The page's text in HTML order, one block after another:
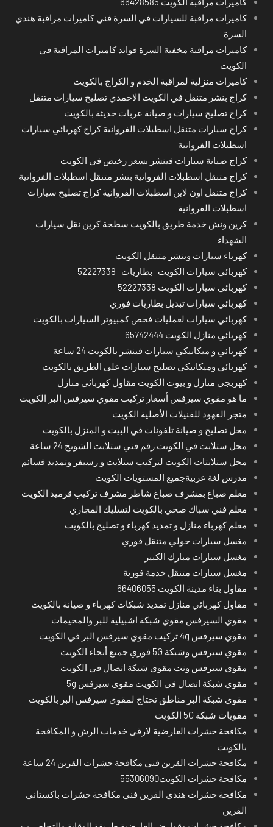
كاميرات مراقبة للسيارات في السرة فني كاميرات مراقبة هندي
السرة
كاميرات مراقبة مخفية السرة فوائد كاميرات المراقبة في
الكويت
كاميرات منزلية لمراقبة الخدم و الكراج بالكويت
كراج بنشر متنقل في الكويت الاحمدي تصليح سيارات متنقل
كراج تصليح سيارات و صيانة عربات حديثة بالكويت
كراج سيارات متنقل اسطبلات الفروانية كراج كهربائي سيارات
اسطبلات الفروانية
كراج صيانة سيارات فينشر بسعر رخيص في الكويت
كراج متنقل اسطبلات الفروانية بنشر متنقل اسطبلات الفروانية
كراج متنقل اون لاين اسطبلات الفروانية كراج تصليح سيارات
اسطبلات الفروانية
كرين ونش خدمة طريق بالكويت سطحة كرين نقل سيارات
الشهداء
كهرباء سيارات وبنشر متنقل الكويت
كهربائي سيارات الكويت -بطاريات -52227338
كهربائي سيارات الكويت 52227338
كهربائي سيارات تبديل بطاريات فوري
كهربائي سيارات لعمليات فحص كمبيوتر السيارات بالكويت
كهربائي منازل الكويت 65742444
كهربائي و ميكانيكي سيارات فينشر بالكويت 24 ساعة
كهربائي وميكانيكي تصليح سيارات على الطريق بالكويت
كهربجي منازل و بيوت الكويت مقاول كهربائي منازل
ما هو مقوي سيرفس أسعار تركيب مقوي سيرفس البر الكويت
متجر الفهود للفنيلات الأصلية الكويت
محل تصليح و صيانة تلفونات في البيت و المنزل بالكويت
محل ستلايت في الكويت رقم فني ستلايت الشويخ 24 ساعة
محل ستلايتات الكويت لتركيب ستلايت و رسيفر وتمديد قسائم
مدرس لغة عربيةجميع المستويات الكويت
معلم صباغ بمشرف صباغ شاطر مشرف تركيب قرميد الكويت
معلم فني سباك صحي بالكويت لتسليك المجاري
معلم كهرباء منازل و تمديد كهرباء و تصليح بالكويت
مغسل سيارات حولي متنقل فوري
مغسل سيارات مبارك الكبير
مغسل سيارات متنقل خدمة فورية
مقاول بناء مدينة الكويت 66406055
مقاول كهربائي منازل تمديد شبكات كهرباء و صيانة بالكويت
مقوي السيرفس مقوي شبكة اشبيلية للبر والمخيمات
مقوي سيرفس 4g تركيب مقوي سيرفس البر في الكويت
مقوي سيرفس وشبكة 5G فوري جميع أنحاء الكويت
مقوي سيرفس ونت مقوي شبكة اتصال في الكويت
مقوي شبكة اتصال في الكويت مقوي سيرفس 5g
مقوي شبكة البر مناطق تحتاج لمقوي سيرفس البر بالكويت
مقويات شبكة 5G الكويت
مكافحة حشرات العارضية لارقى خدمات الرش و المكافحة
بالكويت
مكافحة حشرات القرين فني مكافحة حشرات القرين 24 ساعة
مكافحة حشرات الكويت55306090
مكافحة حشرات هندي القرين فني مكافحة حشرات باكستاني
القرين